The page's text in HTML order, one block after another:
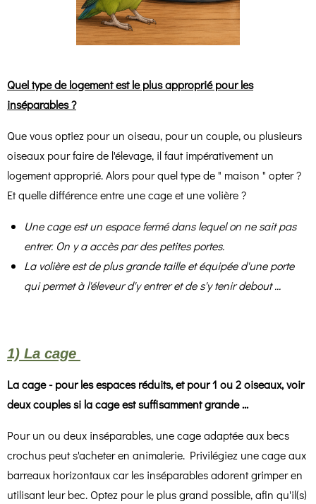
Quel type de logement est le plus approprié pour les
inséparables ?
Que vous optiez pour un oiseau, pour un couple, ou plusieurs
oiseaux pour faire de l'élevage, il faut impérativement un
logement approprié. Alors pour quel type de " maison " opter ?
Et quelle différence entre une cage et une volière ?
Une cage est un espace fermé dans lequel on ne sait pas
entrer. On y a accès par des petites portes.
La volière est de plus grande taille et équipée d'une porte
qui permet à l'éleveur d'y entrer et de s'y tenir debout ...
1) La cage
La cage - pour les espaces réduits, et pour 1 ou 2 oiseaux, voir
deux couples si la cage estsuffisamment grande ...
Pour un ou deux inséparables, une cage adaptée aux becs
crochus peut s'acheter en animalerie. Privilégiez une cage aux
barreaux horizontaux car les inséparables adorent grimper en
utilisant leur bec. Optez pour le plus grand possible, afin qu'il(s)